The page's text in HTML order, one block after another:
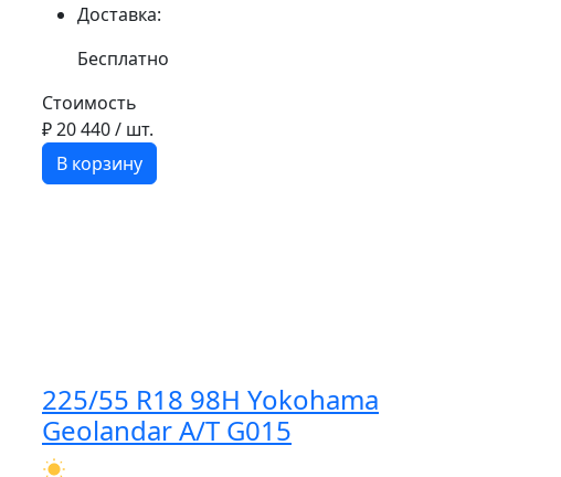
Доставка:
Бесплатно
Стоимость
₽ 20 440/ шт.
В корзину
225/55 R18 98H Yokohama
Geolandar A/T G015